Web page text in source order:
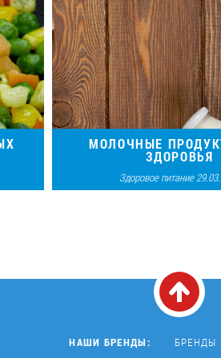
МОЛОЧНЫЕ
ЗДОРОВЬЯ
Здоровое питание
НАШИ БРЕНДЫ:
БРЕНДЫ